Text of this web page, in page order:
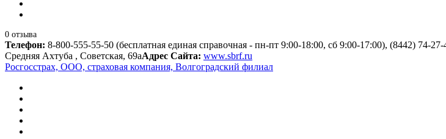
0 отзыва
Телефон: 8-800-555-55-50 (бесплатная единая справочная - пн-пт 9:00-18:00, сб 9:00-17:00), (8442) 74-
Средняя Ахтуба , Советская, 69аАдрес Сайта: www.sbrf.ru
Росгосстрах, ООО, страховая компания, Волгоградский филиал